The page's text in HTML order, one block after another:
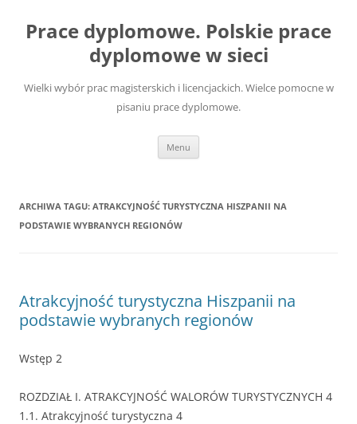
treści
Prace dyplomowe. Polskie prace
dyplomowe w sieci
Wielki wybór prac magisterskich i licencjackich. Wielce pomocne w
pisaniu prace dyplomowe.
Menu
ARCHIWA TAGU: ATRAKCYJNOŚĆ TURYSTYCZNA HISZPANII NA
PODSTAWIE WYBRANYCH REGIONÓW
Atrakcyjność turystyczna Hiszpanii na
podstawie wybranych regionów
Wstęp 2
ROZDZIAŁ I. ATRAKCYJNOŚĆ WALORÓW TURYSTYCZNYCH 4
1.1. Atrakcyjność turystyczna 4